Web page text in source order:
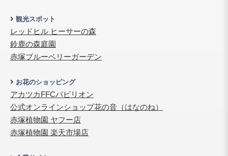
観光スポット
レッドヒル ヒーサーの森
鈴鹿の森庭園
赤塚ブルーベリーガーデン
お花のショッピング
アカツカFFCパビリオン
公式オンラインショップ花の音（はなのね）
赤塚植物園 ヤフー店
赤塚植物園 楽天市場店